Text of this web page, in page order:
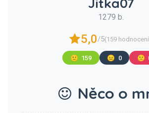
1279 b.
5,0/5(159
🙂 159 😐 0 🙁
Něco o